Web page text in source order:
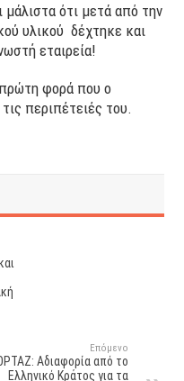
μάλιστα ότι μετά από την
υλικού δέχτηκε και
εταιρεία!
πρώτη φορά που ο
περιπέτειές του.
Επόμενο
Αδιαφορία από το
Ελληνικό Κράτος για τα